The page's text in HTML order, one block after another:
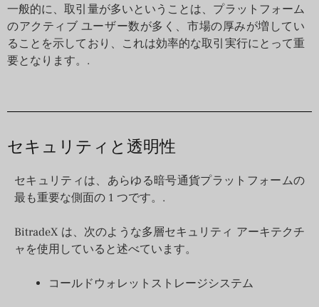
一般的に、取引量が多いということは、プラットフォーム
のアクティブ ユーザー数が多く、市場の厚みが増してい
ることを示しており、これは効率的な取引実行にとって重
要となります。.
セキュリティと透明性
セキュリティは、あらゆる暗号通貨プラットフォームの
最も重要な側面の 1 つです。.
BitradeX は、次のような多層セキュリティ アーキテクチ
ャを使用していると述べています。
コールドウォレットストレージシステム